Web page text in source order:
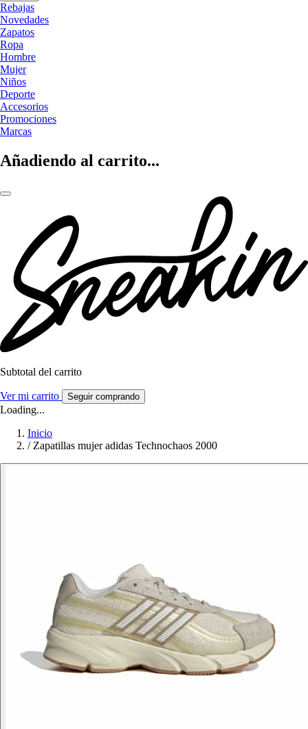
Rebajas
Novedades
Zapatos
Ropa
Hombre
Mujer
Niños
Deporte
Accesorios
Promociones
Marcas
Añadiendo al carrito...
Subtotal del carrito
Ver mi carrito Seguir comprando
Loading...
Inicio
/ Zapatillas mujer adidas Technochaos 2000